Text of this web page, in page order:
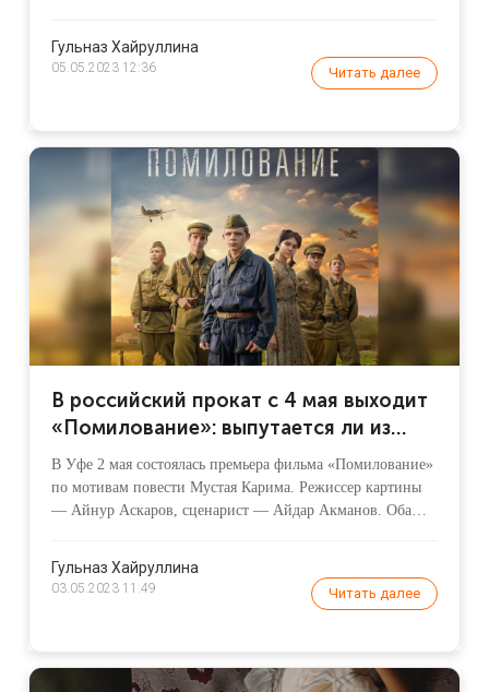
происходящее на экране будет понятно зрителю любого
города страны, и, кроме того, в «Юре дворнике» снялись
Гульназ Хайруллина
05.05.2023 12:36 Читать далее
В российский прокат с 4 мая выходит
«Помилование»: выпутается ли из
сложной ситуации 20-летний
сержант?
В Уфе 2 мая состоялась премьера фильма «Помилование»
по мотивам повести Мустая Карима. Режиссер картины
— Айнур Аскаров, сценарист — Айдар Акманов. Оба
«Отряд Таганок», также Айдар Акманов работал над
Гульназ Хайруллина
03.05.2023 11:49 Читать далее